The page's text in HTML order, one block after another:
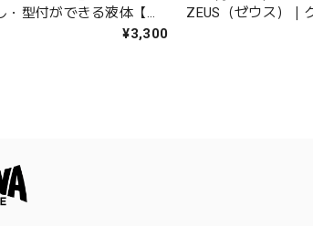
・型付ができる液体【軸
¥3,300
ZEUS（ゼウス）｜